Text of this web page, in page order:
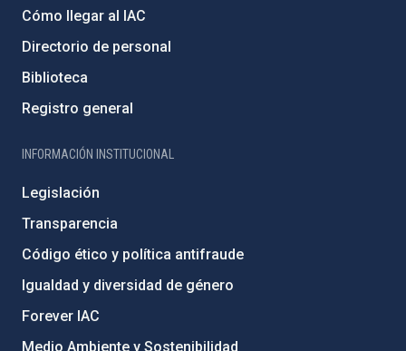
Cómo llegar al IAC
Directorio de personal
Biblioteca
Registro general
INFORMACIÓN INSTITUCIONAL
Legislación
Transparencia
Código ético y política antifraude
Igualdad y diversidad de género
Forever IAC
Medio Ambiente y Sostenibilidad